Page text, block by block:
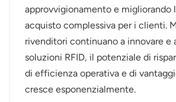
approvvigionamento e migliorando
acquisto complessiva per i clienti.
rivenditori continuano a innovare e
soluzioni RFID, il potenziale di
di efficienza operativa e di
cresce esponenzialmente.